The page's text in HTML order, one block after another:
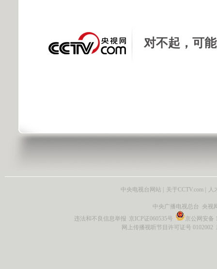
对不起，可
中央电视台网站 关于CCTV.com 人
中央广播电视总台 央视
违法和不良信息举报 京ICP证060535号
京公网安备
网上传播视听节目许可证号 0102002